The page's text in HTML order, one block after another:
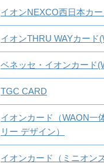
イオンNEXCO西日本カ
イオンTHRU WAYカード
ベネッセ・イオンカード
TGC CARD
イオンカード（WAON一
リー デザイン）
イオンカード（ミニオンズ